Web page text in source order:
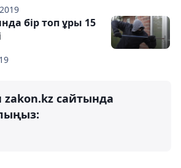
бір топ ұры 15
сайтында